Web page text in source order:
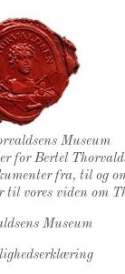
Segl
Museum
for Bertel
fra, til og
vores viden om
Museum